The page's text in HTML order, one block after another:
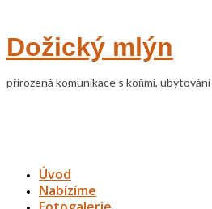
Dožický mlýn
přirozená komunikace s koňmi, ubytování
Úvod
Nabízíme